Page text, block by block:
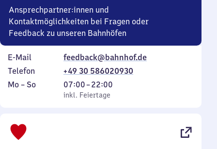
Ansprechpartner:innen und
Kontaktmöglichkeiten bei Fragen oder
Feedback zu unseren Bahnhöfen
E-Mail
feedback@bahnhof.de
Telefon
+49 30 586020930
Montag
Mo – So,
inkl. Feiertage
07:00–22:00
Von
7
inkl. Feiertage